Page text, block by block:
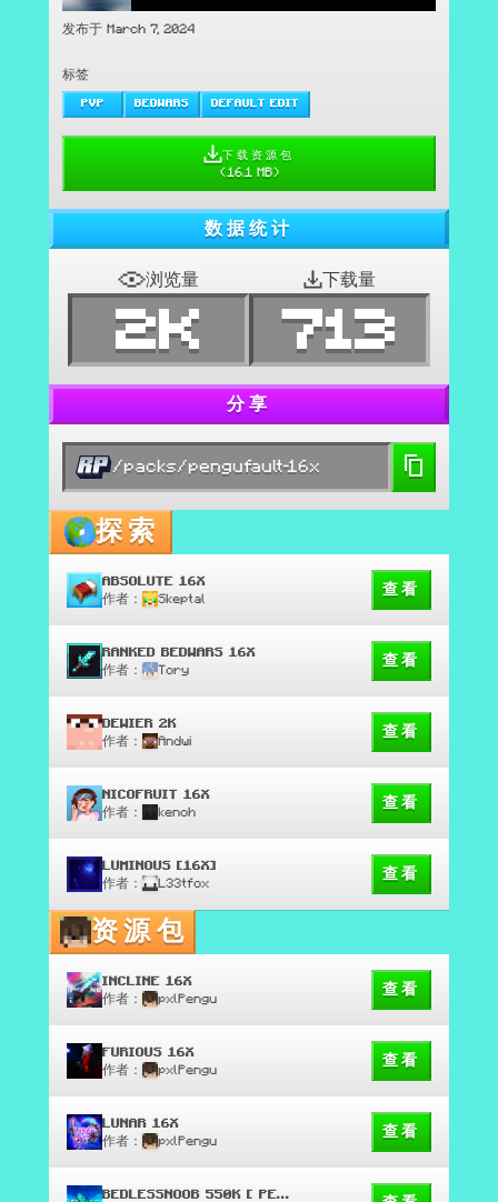
发布于 March 7, 2024
标签
PVP BEDWARS DEFAULT EDIT
下载资源包
(16.1 MB)
数据统计
浏览量
2K
下载量
713
分享
/packs/pengufault-16x
探索
ABSOLUTE 16X
作者： Skeptal
查看
RANKED BEDWARS 16X
作者： Tory
查看
DEWIER 2K
作者： Andwi
查看
NICOFRUIT 16X
作者： kenoh
查看
LUMINOUS [16X]
作者： L33tfox
查看
资源包
INCLINE 16X
作者： pxlPengu
查看
FURIOUS 16X
作者： pxlPengu
查看
LUNAR 16X
作者： pxlPengu
查看
BEDLESSNOOB 550K [ PENGU EDIT ]